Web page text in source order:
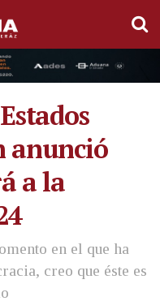
anunció
a la
en el que ha
creo que éste es